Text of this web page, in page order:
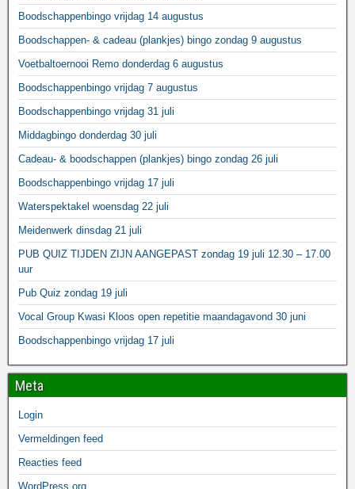
Boodschappenbingo vrijdag 14 augustus
Boodschappen- & cadeau (plankjes) bingo zondag 9 augustus
Voetbaltoernooi Remo donderdag 6 augustus
Boodschappenbingo vrijdag 7 augustus
Boodschappenbingo vrijdag 31 juli
Middagbingo donderdag 30 juli
Cadeau- & boodschappen (plankjes) bingo zondag 26 juli
Boodschappenbingo vrijdag 17 juli
Waterspektakel woensdag 22 juli
Meidenwerk dinsdag 21 juli
PUB QUIZ TIJDEN ZIJN AANGEPAST zondag 19 juli 12.30 – 17.00
uur
Pub Quiz zondag 19 juli
Vocal Group Kwasi Kloos open repetitie maandagavond 30 juni
Boodschappenbingo vrijdag 17 juli
Meta
Login
Vermeldingen feed
Reacties feed
WordPress.org